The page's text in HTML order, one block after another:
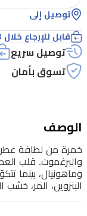
قلب
العطر
يضم
التمر/
البلح،
مسك
الروم،
وماهونِيال،
بينما
تتكوّن
توصيل إلى
قابل للإرجاع خلال 3 أيام
توصيل سريع
تسوق بأمان
الوصف
خمرة من لطافة عطر
والبرغموت. قلب
وماهونِيال، بينما
البنزوين، المر، خشب